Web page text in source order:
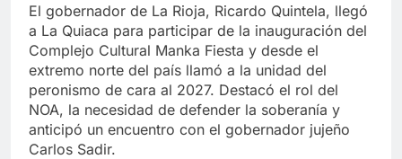
El gobernador de La Rioja, Ricardo Quintela, llegó
a La Quiaca para participar de la inauguración del
Complejo Cultural Manka Fiesta y desde el
extremo norte del país llamó a la unidad del
peronismo de cara al 2027. Destacó el rol del
NOA, la necesidad de defender la soberanía y
anticipó un encuentro con el gobernador jujeño
Carlos Sadir.